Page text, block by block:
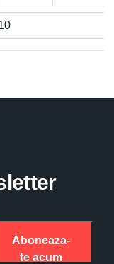
Aboneaza-
te acum